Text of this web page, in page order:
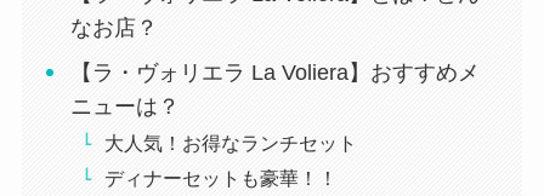
なお店？
【ラ・ヴォリエラ La Voliera】おすすめメ
ニューは？
大人気！お得なランチセット
ディナーセットも豪華！！